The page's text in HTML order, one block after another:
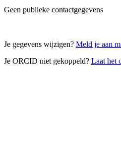
Geen publieke contactgegevens
Je gegevens wijzigen? Meld je aan
Je ORCID niet gekoppeld? Laat het